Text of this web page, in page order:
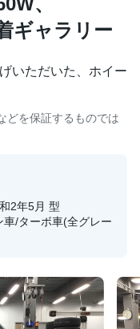
ギャラリー
いただいた、ホイー
どを保証するものでは
2年5月 型
/ターボ車(全グレー